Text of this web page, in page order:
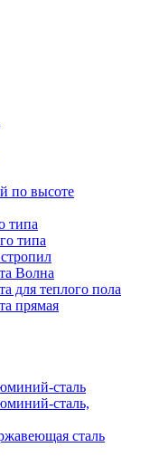
по высоте
типа
типа
Волна
для теплого пола
прямая
сталь
сталь,
сталь